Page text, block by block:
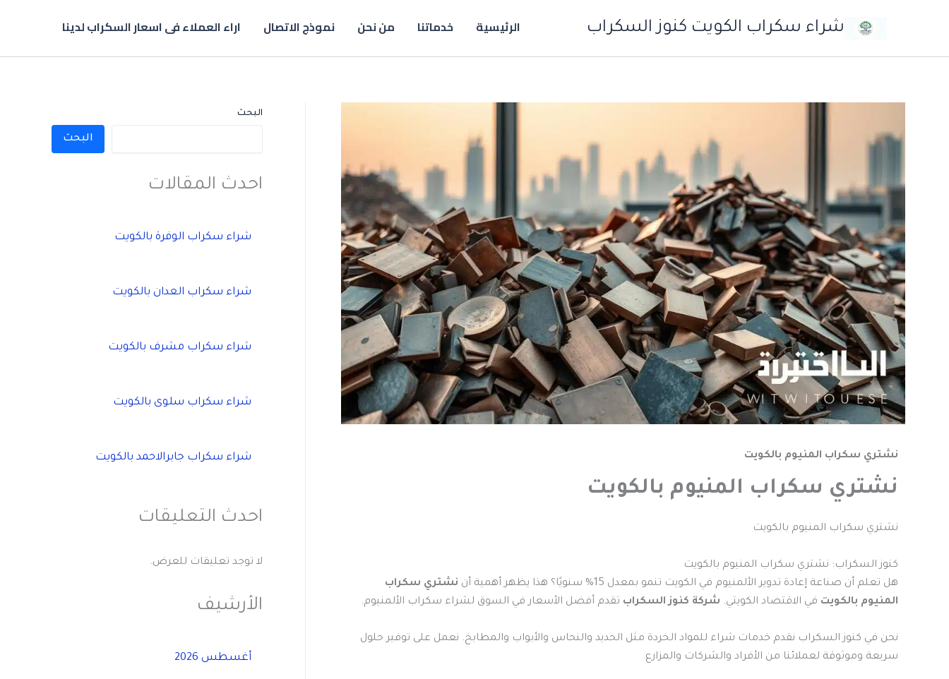
شراء سكراب الكويت كنوز السكراب الرئيسية خدماتنا من نحن نموذج الاتصال اراء العملاء فى اسعار السكراب لدينا
نشتري سكراب المنيوم بالكويت
نشتري سكراب المنيوم بالكويت
نشتري سكراب المنيوم بالكويت
كنوز السكراب: نشتري سكراب المنيوم بالكويت
هل تعلم أن صناعة إعادة تدوير الألمنيوم في الكويت تنمو بمعدل 15% سنويًا؟ هذا يظهر أهمية أن
نشتري سكراب
المنيوم بالكويت في الاقتصاد الكويتي. شركة كنوز السكراب تقدم أفضل الأسعار في السوق لشراء سكراب الألمنيوم.
نحن في كنوز السكراب نقدم خدمات شراء للمواد الخردة مثل الحديد والنحاس والأبواب والمطابخ. نعمل على توفير حلول
سريعة وموثوقة لعملائنا من الأفراد والشركات والمزارع.
البحث
البحث
احدث المقالات
شراء سكراب الوفرة بالكويت
شراء سكراب العدان بالكويت
شراء سكراب مشرف بالكويت
شراء سكراب سلوى بالكويت
شراء سكراب جابرالاحمد بالكويت
احدث التعليقات
لا توجد تعليقات للعرض.
الأرشيف
أغسطس 2026